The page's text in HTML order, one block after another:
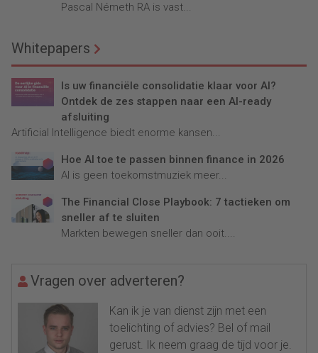
Pascal Németh RA is vast...
Whitepapers
Is uw financiële consolidatie klaar voor AI?
Ontdek de zes stappen naar een AI-ready
afsluiting
Artificial Intelligence biedt enorme kansen...
Hoe AI toe te passen binnen finance in 2026
AI is geen toekomstmuziek meer...
The Financial Close Playbook: 7 tactieken om
sneller af te sluiten
Markten bewegen sneller dan ooit....
Vragen over adverteren?
Kan ik je van dienst zijn met een
toelichting of advies? Bel of mail
gerust. Ik neem graag de tijd voor je.